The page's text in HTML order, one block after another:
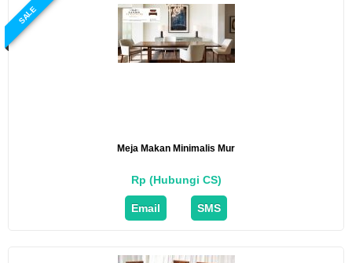
SALE
Meja Makan Minimalis Mur
Rp (Hubungi CS)
Email SMS